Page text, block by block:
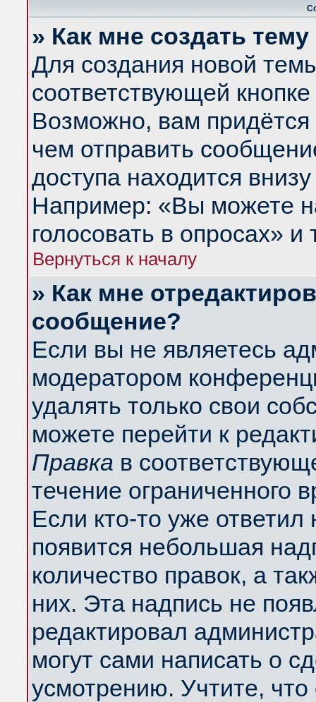
» Как мне создать
Для создания новой
соответствующей
Возможно, вам придётся
чем отправить
доступа находится
Например: «Вы можете
голосовать в опросах» и
Вернуться к началу
» Как мне
сообщение?
Если вы не являетесь
модератором
удалять только свои
можете перейти к
Правка в
течение ограниченного
Если кто-то уже
появится небольшая
количество правок, а
них. Эта надпись не
редактировал
могут сами написать о
усмотрению. Учтите,